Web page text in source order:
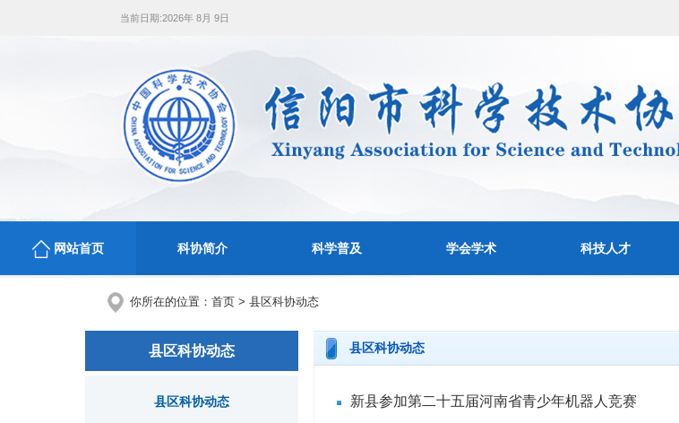
当前日期:2026年 8月 9日
网站首页 科协简介 科学普及 学会学术 科技人才
你所在的位置： 首页> 县区科协动态
县区科协动态
县区科协动态
县区科协动态
新县参加第二十五届河南省青少年机器人竞赛